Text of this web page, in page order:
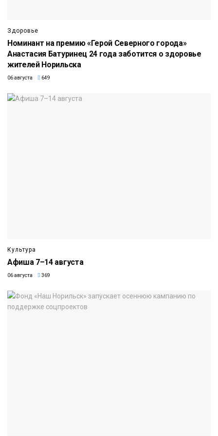
Здоровье
Номинант на премию «Герой Северного города»
Анастасия Батуринец 24 года заботится о здоровье
жителей Норильска
06 августа 649
Культура
Афиша 7–14 августа
06 августа 369